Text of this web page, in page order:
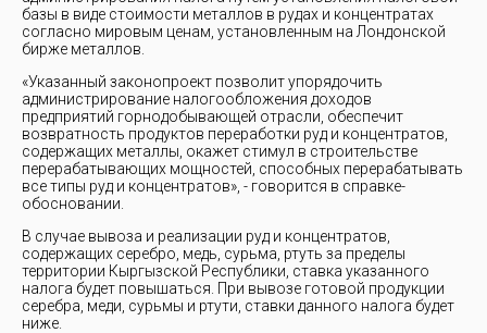
базы в виде стоимости металлов в рудах и концентратах
согласно мировым ценам, установленным на Лондонской
бирже металлов.
«Указанный законопроект позволит упорядочить
администрирование налогообложения доходов
предприятий горнодобывающей отрасли, обеспечит
возвратность продуктов переработки руд и концентратов,
содержащих металлы, окажет стимул в строительстве
перерабатывающих мощностей, способных перерабатывать
все типы руд и концентратов», - говорится в справке-
обосновании.
В случае вывоза и реализации руд и концентратов,
содержащих серебро, медь, сурьма, ртуть за пределы
территории Кыргызской Республики, ставка указанного
налога будет повышаться. При вывозе готовой продукции
серебра, меди, сурьмы и ртути, ставки данного налога будет
ниже.